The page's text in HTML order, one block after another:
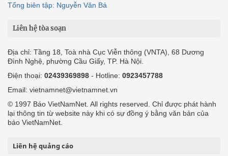
Tổng biên tập: Nguyễn Văn Bá
Liên hệ tòa soạn
Địa chỉ: Tầng 18, Toà nhà Cục Viễn thông (VNTA), 68 Dương
Đình Nghệ, phường Cầu Giấy, TP. Hà Nội.
Điện thoại: 02439369898 - Hotline: 0923457788
Email: vietnamnet@vietnamnet.vn
© 1997 Báo VietNamNet. All rights reserved. Chỉ được phát hành
lại thông tin từ website này khi có sự đồng ý bằng văn bản của
báo VietNamNet.
Liên hệ quảng cáo